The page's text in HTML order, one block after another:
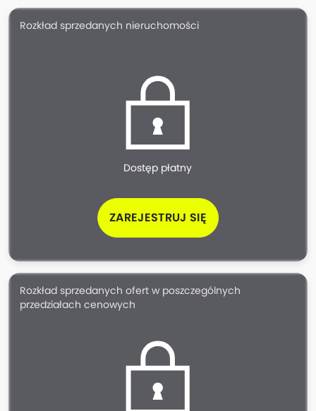
Rozkład sprzedanych nieruchomości
Dostęp płatny
ZAREJESTRUJ SIĘ
Rozkład sprzedanych ofert w poszczególnych
przedziałach cenowych